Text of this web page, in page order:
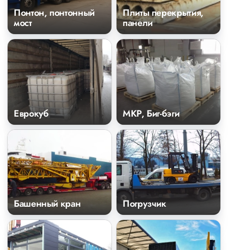
Понтон, понтонный
мост
Плиты перекрытия,
панели
Еврокуб МКР, Биг-бэги
Башенный кран Погрузчик